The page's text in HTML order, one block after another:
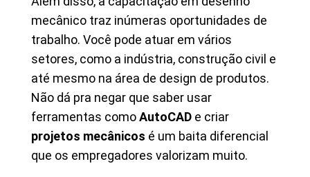
mecânico traz inúmeras oportunidades de
trabalho. Você pode atuar em vários
setores, como a indústria, construção civil e
até mesmo na área de design de produtos.
Não dá pra negar que saber usar
ferramentas comoAutoCAD e criar
projetos mecânicos é um baita diferencial
que os empregadores valorizam muito.